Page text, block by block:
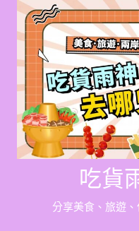
Skip
content
吃貨
分享美食、旅遊